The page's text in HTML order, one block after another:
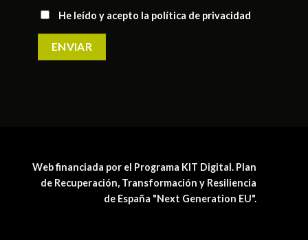
He leído y acepto la política de privacidad
Web financiada por el Programa KIT Digital. Plan
de Recuperación, Transformación y Resiliencia
de España "Next Generation EU".